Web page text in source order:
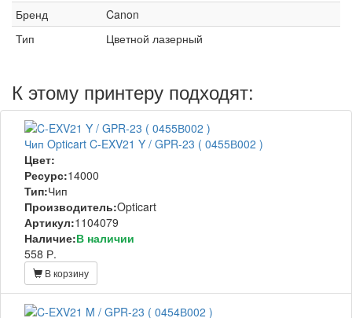
Бренд
Canon
Тип
Цветной лазерный
К этому принтеру подходят:
Чип Opticart C-EXV21 Y / GPR-23 ( 0455В002 )
Цвет:
Ресурс:14000
Тип:Чип
Производитель:Opticart
Артикул:1104079
Наличие:В наличии
558 Р.
В корзину